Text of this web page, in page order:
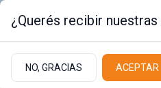
¿Querés recibir
NO, GRACIAS ACEPTAR